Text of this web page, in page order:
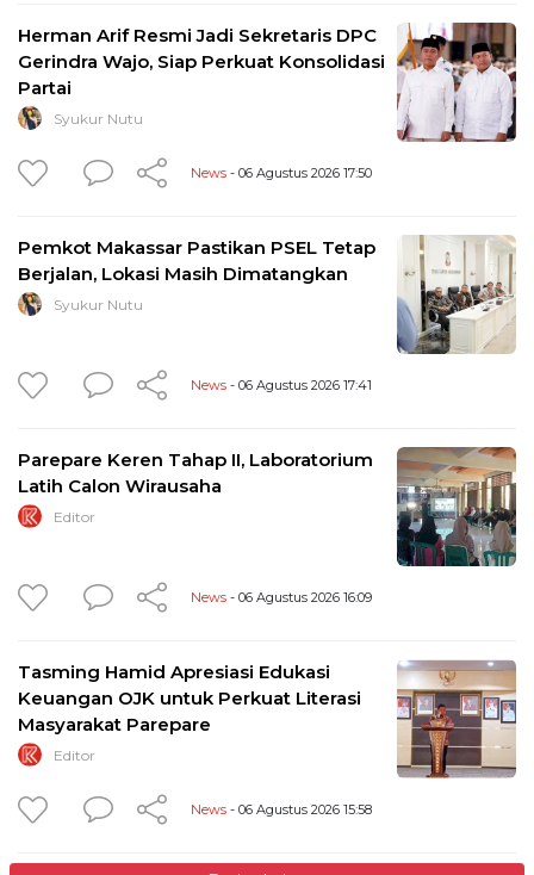
Herman Arif Resmi Jadi Sekretaris DPC
Gerindra Wajo, Siap Perkuat Konsolidasi
Partai
Syukur Nutu
News - 06 Agustus 2026 17:50
Pemkot Makassar Pastikan PSEL Tetap
Berjalan, Lokasi Masih Dimatangkan
Syukur Nutu
News - 06 Agustus 2026 17:41
Parepare Keren Tahap II, Laboratorium
Latih Calon Wirausaha
Editor
News - 06 Agustus 2026 16:09
Tasming Hamid Apresiasi Edukasi
Keuangan OJK untuk Perkuat Literasi
Masyarakat Parepare
Editor
News - 06 Agustus 2026 15:58